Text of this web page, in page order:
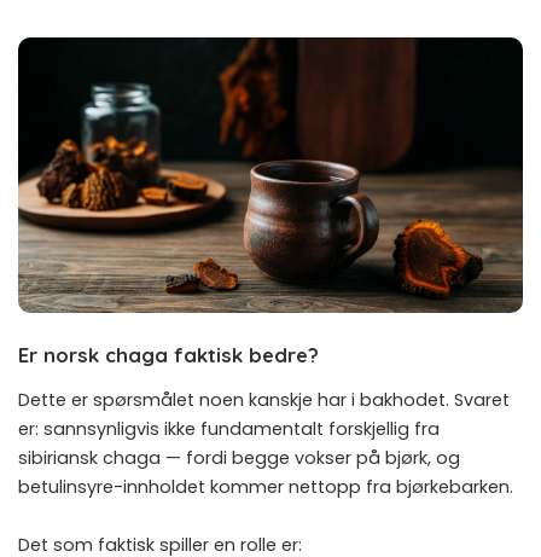
Er norsk chaga faktisk bedre?
Dette er spørsmålet noen kanskje har i bakhodet. Svaret
er: sannsynligvis ikke fundamentalt forskjellig fra
sibiriansk chaga — fordi begge vokser på bjørk, og
betulinsyre-innholdet kommer nettopp fra bjørkebarken.
Det som faktisk spiller en rolle er: